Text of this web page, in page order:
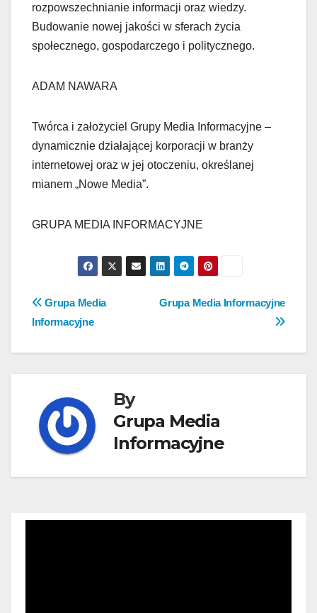
rozpowszechnianie informacji oraz wiedzy.
Budowanie nowej jakości w sferach życia
społecznego, gospodarczego i politycznego.
ADAM NAWARA
Twórca i założyciel Grupy Media Informacyjne –
dynamicznie działającej korporacji w branży
internetowej oraz w jej otoczeniu, określanej
mianem „Nowe Media”.
GRUPA MEDIA INFORMACYJNE
Nawigacja
wpisu
Grupa Media Informacyjne
Grupa Media
Informacyjne
By
Grupa Media
Informacyjne